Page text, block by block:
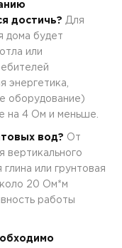
достичь? Для
дома будет
или
энергетика,
оборудование)
на 4 Ом и меньше.
вод? От
вертикального
или грунтовая
20 Ом*м
работы